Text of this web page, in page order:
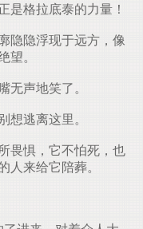
是格拉底泰的力量！
隐隐浮现于远方，像
望。
无声地笑了。
想逃离这里。
畏惧，它不怕死，也
人来给它陪葬。